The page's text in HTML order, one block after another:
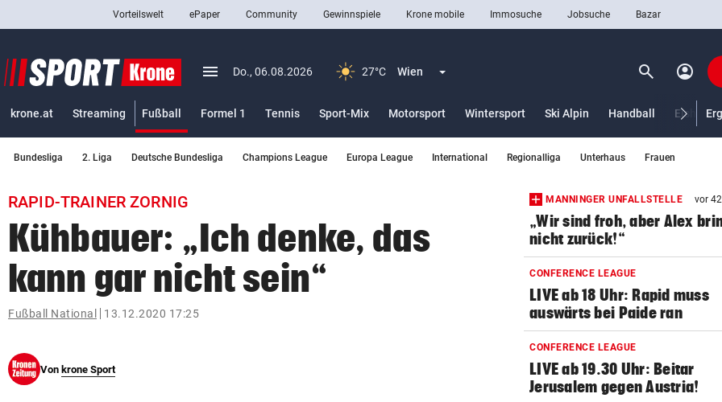
closeSchließen
Abonnieren
bookmark
search
Suchbegriff
eingeben
© Krone Multimedia GmbH & Co KG 2026
Vorteilswelt ePaper Community Gewinnspiele Krone mobile Immosuche Jobsuche Bazar
menu Menü aufklappen
Do., 06.08.2026 27°C Wien Menü aufklappen search Suchen
account_circle
krone.at Streaming Fußball
Formel 1
Tennis Sport-Mix Motorsport Wintersport Ski Alpin Handball
Bundesliga 2. Liga Deutsche Bundesliga Champions League Europa League International Regionalliga Unterhaus Frauen
RAPID-TRAINER ZORNIG
Kühbauer: „Ich denke, das
kann gar nicht sein“
Fußball National 13.12.2020 17:25
Von krone Sport
MANNINGER UNFALLSTELLE vor
„Wir sind froh, aber Alex
nicht zurück!“
CONFERENCE LEAGUE
LIVE ab 18 Uhr: Rapid muss
auswärts bei Paide ran
CONFERENCE LEAGUE
LIVE ab 19.30 Uhr: Beitar
Jerusalem gegen Austria!